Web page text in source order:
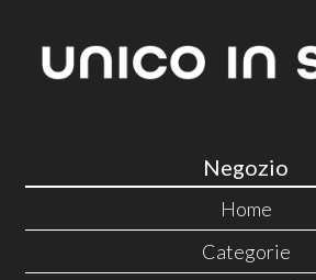
Negozio
Home
Categorie